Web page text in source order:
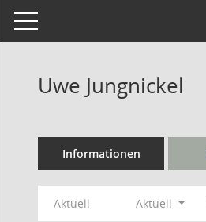
Toggle navigation
Uwe Jungnickel
Informationen
Aktuell Aktuell